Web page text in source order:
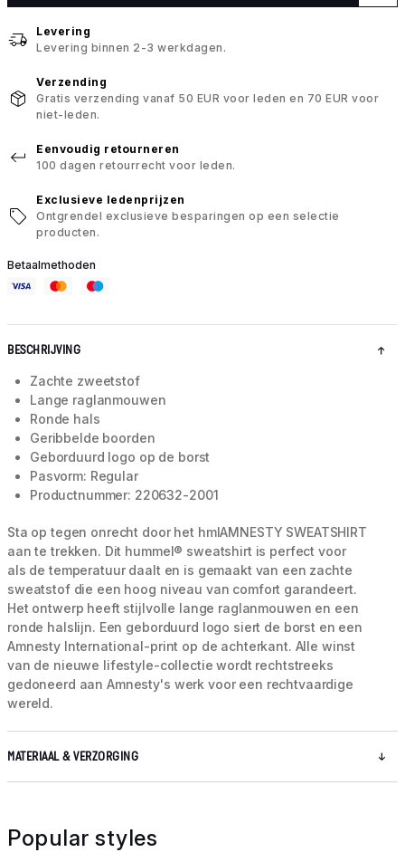
Levering
Levering binnen 2-3 werkdagen.
Verzending
Gratis verzending vanaf 50 EUR voor leden en 70 EUR voor
niet-leden.
Eenvoudig retourneren
100 dagen retourrecht voor leden.
Exclusieve ledenprijzen
Ontgrendel exclusieve besparingen op een selectie
producten.
Betaalmethoden
BESCHRIJVING
Zachte zweetstof
Lange raglanmouwen
Ronde hals
Geribbelde boorden
Geborduurd logo op de borst
Pasvorm: Regular
Productnummer: 220632-2001
Sta op tegen onrecht door het hmlAMNESTY SWEATSHIRT
aan te trekken. Dit hummel® sweatshirt is perfect voor
als de temperatuur daalt en is gemaakt van een zachte
sweatstof die een hoog niveau van comfort garandeert.
Het ontwerp heeft stijlvolle lange raglanmouwen en een
ronde halslijn. Een geborduurd logo siert de borst en een
Amnesty International-print op de achterkant. Alle winst
van de nieuwe lifestyle-collectie wordt rechtstreeks
gedoneerd aan Amnesty's werk voor een rechtvaardige
wereld.
MATERIAAL & VERZORGING
Popular styles